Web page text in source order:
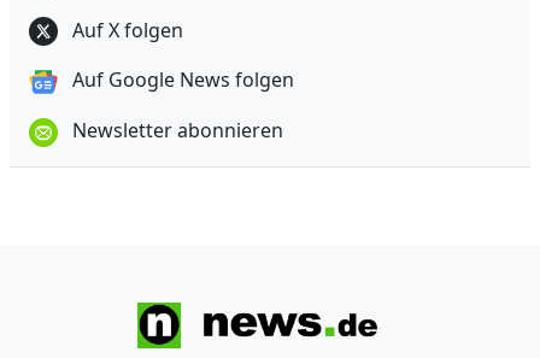
Auf X folgen
Auf Google News folgen
Newsletter abonnieren